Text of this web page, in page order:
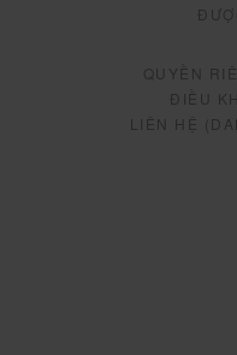
QUYỀN
ĐIỀU
LIÊN HỆ